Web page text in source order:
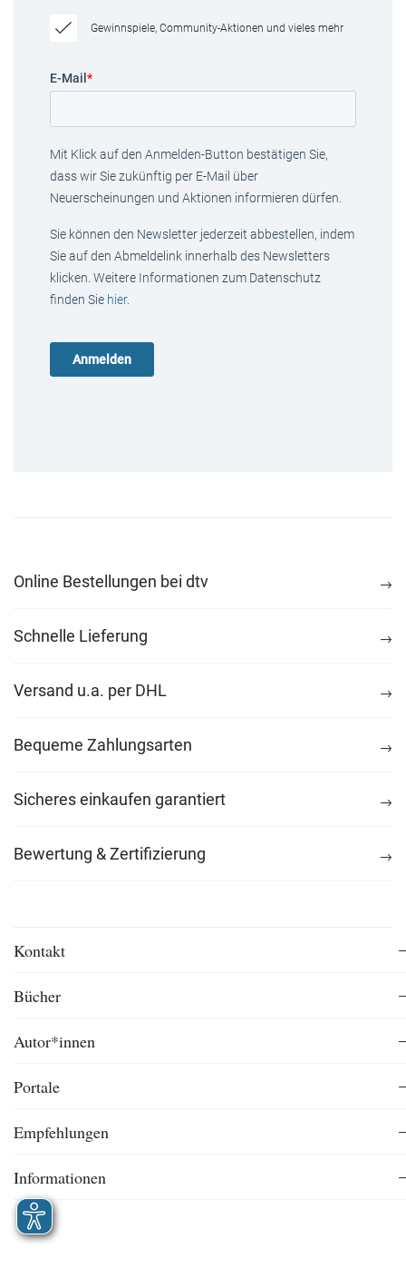
Gewinnspiele, Community-Aktionen und vieles mehr
E-Mail *
Mit Klick auf den Anmelden-Button bestätigen Sie,
dass wir Sie zukünftig per E-Mail über
Neuerscheinungen und Aktionen informieren dürfen.
Sie können den Newsletter jederzeit abbestellen, indem
Sie auf den Abmeldelink innerhalb des Newsletters
klicken. Weitere Informationen zum Datenschutz
finden Sie hier.
Online Bestellungen bei dtv
Schnelle Lieferung
Versand u.a. per DHL
Bequeme Zahlungsarten
Sicheres einkaufen garantiert
Bewertung & Zertifizierung
Kontakt
Bücher
Autor*innen
Portale
Empfehlungen
Informationen